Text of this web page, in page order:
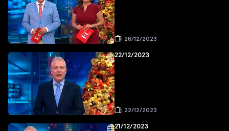
26/12/2023
22/12/2023
22/12/2023
21/12/2023